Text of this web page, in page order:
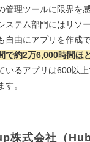
管理ツールに限界を
ステム部門にはリソ
自由にアプリを作成
で約2万6,000時間ほ
いるアプリは600以
。
株式会社（